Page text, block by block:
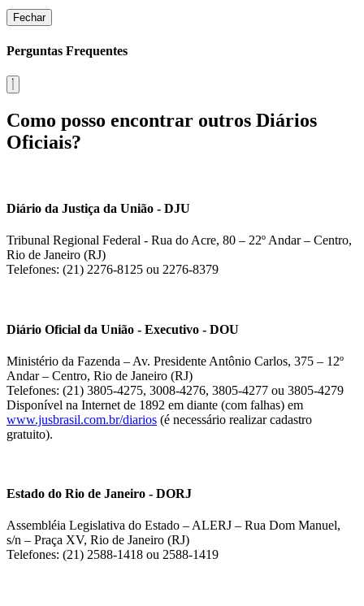
Fechar
Perguntas Frequentes
Como posso encontrar outros Diários
Oficiais?
Diário da Justiça da União - DJU
Tribunal Regional Federal - Rua do Acre, 80 – 22º Andar – Centro,
Rio de Janeiro (RJ)
Telefones: (21) 2276-8125 ou 2276-8379
Diário Oficial da União - Executivo - DOU
Ministério da Fazenda – Av. Presidente Antônio Carlos, 375 – 12º
Andar – Centro, Rio de Janeiro (RJ)
Telefones: (21) 3805-4275, 3008-4276, 3805-4277 ou 3805-4279
Disponível na Internet de 1892 em diante (com falhas) em
www.jusbrasil.com.br/diarios (é necessário realizar cadastro
gratuito).
Estado do Rio de Janeiro - DORJ
Assembléia Legislativa do Estado – ALERJ – Rua Dom Manuel,
s/n – Praça XV, Rio de Janeiro (RJ)
Telefones: (21) 2588-1418 ou 2588-1419